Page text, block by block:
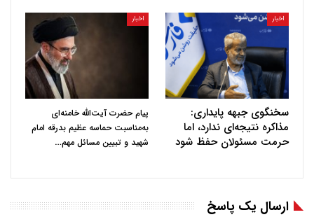
اخبار
سخنگوی جبهه پایداری:
مذاکره نتیجه‌ای ندارد، اما
حرمت مسئولان حفظ شود
اخبار
پیام حضرت آیت‌الله خامنه‌ای
به‌مناسبت حماسه عظیم بدرقه امام
شهید و تبیین مسائل مهم…
ارسال یک پاسخ